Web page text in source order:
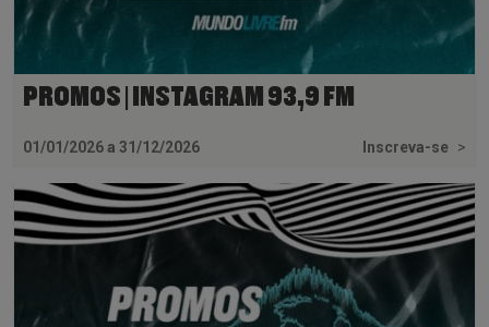
PROMOS | INSTAGRAM 93,9 FM
01/01/2026 a 31/12/2026 Inscreva-se >